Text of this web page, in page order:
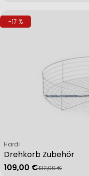
-17 %
Drehkorb Zubehör
Verkäufer:
Hardi
Verkaufspreis
109,00 €
Regulärer Preis
132,00 €